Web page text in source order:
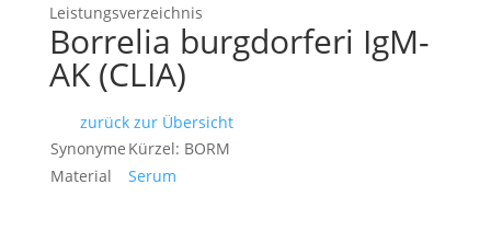
Leistungsverzeichnis
Borrelia burgdorferi IgM-
AK (CLIA)
zurück zur Übersicht
Synonyme Kürzel: BORM
Material
Serum